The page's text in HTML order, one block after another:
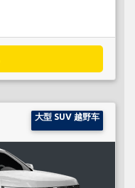
大型 SUV 越野车